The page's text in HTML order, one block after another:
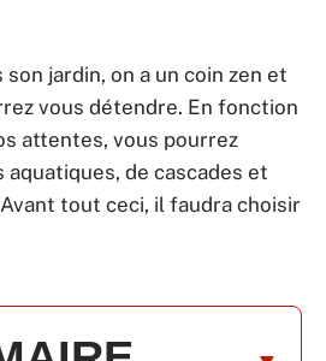
son jardin, on a un coin zen et
vous détendre. En fonction
attentes, vous pourrez
aquatiques, de cascades et
tout ceci, il faudra choisir